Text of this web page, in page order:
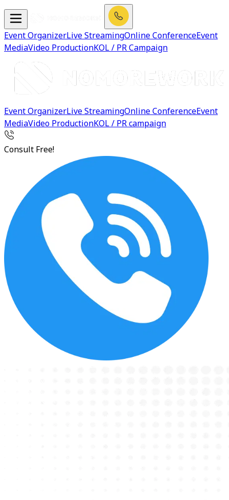
Event OrganizerLive StreamingOnline ConferenceEvent
MediaVideo ProductionKOL / PR Campaign
Event OrganizerLive StreamingOnline ConferenceEvent
MediaVideo ProductionKOL / PR campaign
Consult Free!